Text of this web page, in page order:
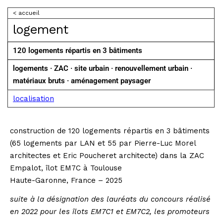
< accueil
logement
120 logements répartis en 3 bâtiments
logements · ZAC · site urbain · renouvellement urbain ·
matériaux bruts · aménagement paysager
localisation
construction de 120 logements répartis en 3 bâtiments
(65 logements par LAN et 55 par Pierre-Luc Morel
architectes et Eric Poucheret architecte) dans la ZAC
Empalot, îlot EM7C à Toulouse
Haute-Garonne, France – 2025
suite à la désignation des lauréats du concours réalisé
en 2022 pour les îlots EM7C1 et EM7C2, les promoteurs